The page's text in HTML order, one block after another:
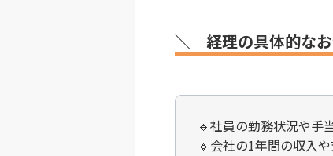
＼ 経理の具体的な
🔹社員の勤務状況や手
🔹会社の1年間の収入